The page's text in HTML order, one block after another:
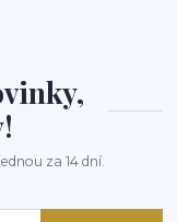
za 14 dní.